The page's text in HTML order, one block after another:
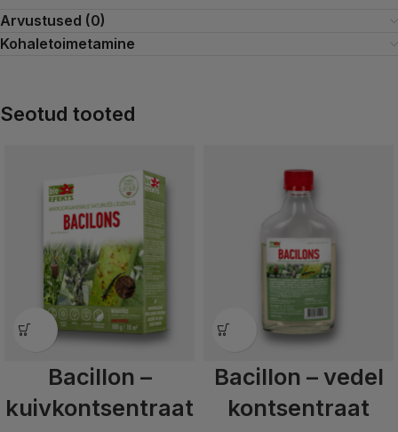
Arvustused (0)
Kohaletoimetamine
Seotud tooted
Bacillon –
kuivkontsentraat
Bacillon – vedel
kontsentraat